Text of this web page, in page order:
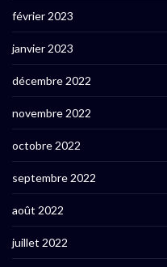
février 2023
janvier 2023
décembre 2022
novembre 2022
octobre 2022
septembre 2022
août 2022
juillet 2022